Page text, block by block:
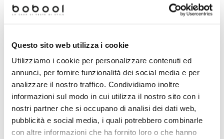
Questo sito web utilizza i cookie
Utilizziamo i cookie per personalizzare contenuti ed
annunci, per fornire funzionalità dei social media e per
analizzare il nostro traffico. Condividiamo inoltre
informazioni sul modo in cui utilizza il nostro sito con i
nostri partner che si occupano di analisi dei dati web,
pubblicità e social media, i quali potrebbero combinarle
con altre informazioni che ha fornito loro o che hanno
cm - Set, Ceramica Sant'Agostino
Richiedi preventivo Richiedi preventivo
Prodotti simili